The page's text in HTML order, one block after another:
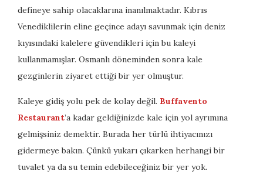
defineye sahip olacaklarına inanılmaktadır. Kıbrıs
Venediklilerin eline geçince adayı savunmak için deniz
kıyısındaki kalelere güvendikleri için bu kaleyi
kullanmamışlar. Osmanlı döneminden sonra kale
gezginlerin ziyaret ettiği bir yer olmuştur.
Kaleye gidiş yolu pek de kolay değil. Buffavento
Restaurant’a kadar geldiğinizde kale için yol ayrımına
gelmişsiniz demektir. Burada her türlü ihtiyacınızı
gidermeye bakın. Çünkü yukarı çıkarken herhangi bir
tuvalet ya da su temin edebileceğiniz bir yer yok.